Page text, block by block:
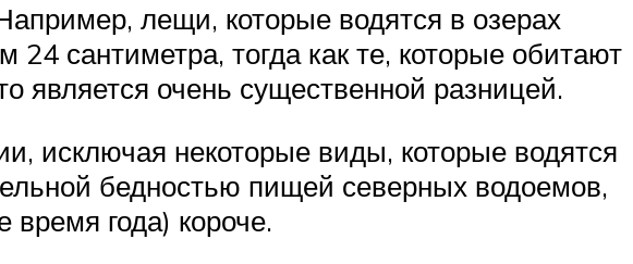
лещи, которые водятся в озерах
сантиметра, тогда как те, которые обитают
является очень существенной разницей.
исключая некоторые виды, которые водятся
бедностью пищей северных водоемов,
время года) короче.